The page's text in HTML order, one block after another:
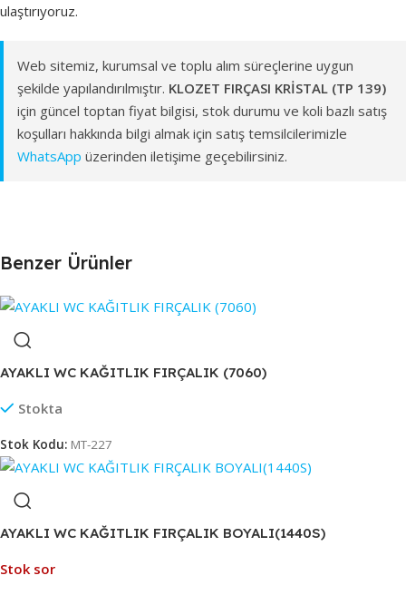
ulaştırıyoruz.
Web sitemiz, kurumsal ve toplu alım süreçlerine uygun
şekilde yapılandırılmıştır. KLOZET FIRÇASI KRİSTAL (TP 139)
için güncel toptan fiyat bilgisi, stok durumu ve koli bazlı satış
koşulları hakkında bilgi almak için satış temsilcilerimizle
WhatsApp üzerinden iletişime geçebilirsiniz.
Benzer Ürünler
AYAKLI WC KAĞITLIK FIRÇALIK (7060)
Stokta
Stok Kodu: MT-227
AYAKLI WC KAĞITLIK FIRÇALIK BOYALI(1440S)
Stok sor